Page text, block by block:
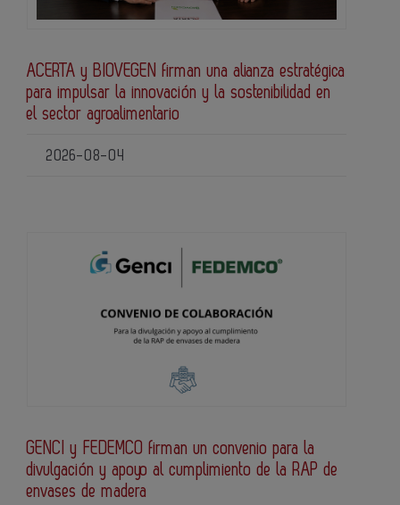
ACERTA y BIOVEGEN firman una alianza estratégica
para impulsar la innovación y la sostenibilidad en
el sector agroalimentario
2026-08-04
GENCI y FEDEMCO firman un convenio para la
divulgación y apoyo al cumplimiento de la RAP de
envases de madera